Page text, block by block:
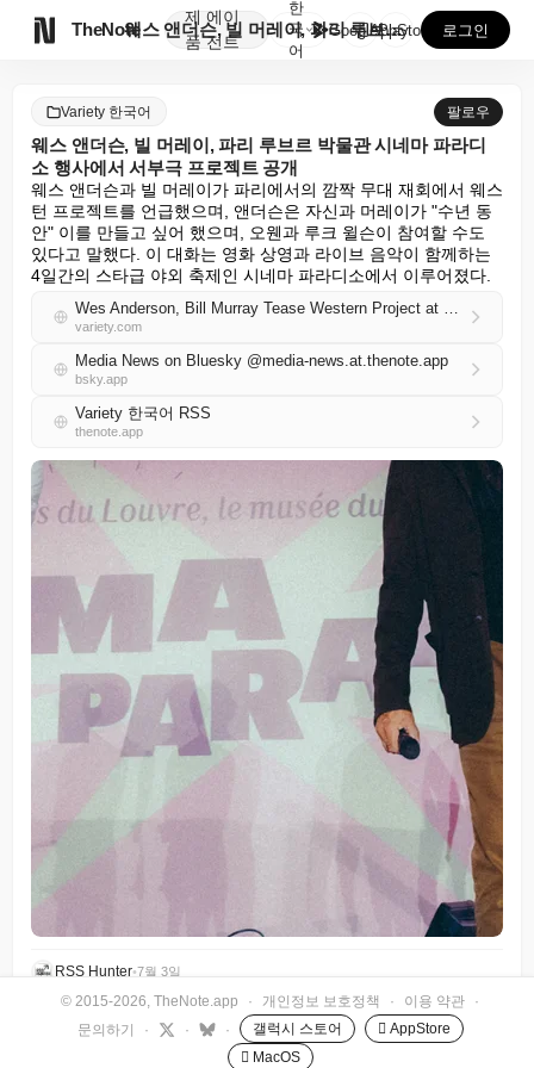
TheNote
제
품
에이
전트
웨스 앤더슨, 빌 머레이, 파리 루브르 박물관 시네마 ...
한
국
어
GooglePlay
AppStore 로그인
Variety 한국어 팔로우
웨스 앤더슨, 빌 머레이, 파리 루브르 박물관 시네마 파라디
소 행사에서 서부극 프로젝트 공개
웨스 앤더슨과 빌 머레이가 파리에서의 깜짝 무대 재회에서 웨스
턴 프로젝트를 언급했으며, 앤더슨은 자신과 머레이가 "수년 동
안" 이를 만들고 싶어 했으며, 오웬과 루크 윌슨이 참여할 수도
있다고 말했다. 이 대화는 영화 상영과 라이브 음악이 함께하는
4일간의 스타급 야외 축제인 시네마 파라디소에서 이루어졌다.
Wes Anderson, Bill Murray Tease Western Project at Cinema Paradiso Event at Paris’ Louvre
variety.com
Media News on Bluesky @media-news.at.thenote.app
bsky.app
Variety 한국어 RSS
thenote.app
RSS Hunter•7월 3일
© 2015-2026, TheNote.app · 개인정보 보호정책 · 이용 약관
·
문의하기
· · · 갤럭시 스토어
 AppStore
 MacOS